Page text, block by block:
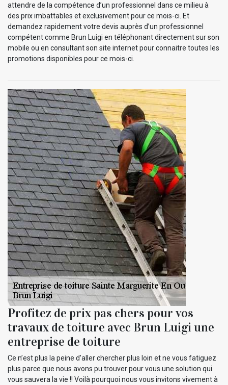
attendre de la compétence d’un professionnel dans ce milieu à
des prix imbattables et exclusivement pour ce mois-ci. Et
demandez rapidement votre devis auprès d’un professionnel
compétent comme Brun Luigi en téléphonant directement sur son
mobile ou en consultant son site internet pour connaitre toutes les
promotions disponibles pour ce mois-ci.
Profitez de prix pas chers pour vos
travaux de toiture avec Brun Luigi une
entreprise de toiture
Ce n’est plus la peine d’aller chercher plus loin et ne vous fatiguez
plus parce que nous avons pu trouver pour vous une solution qui
vous sauvera la vie !! Voilà pourquoi nous vous invitons vivement à